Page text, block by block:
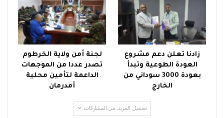
زادنا تعلن دعم مشروع
العودة الطوعية وتبدأ
بعودة 3000 سوداني من
الخارج
لجنة أمن ولاية الخرطوم
تصدر عددا من الموجهات
الداعمة لتأمين محلية
أمدرمان
تحميل المزيد من المشاركات